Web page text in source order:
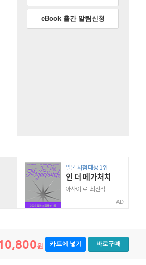
eBook 출간 알림신청
AD
원 카트에 넣기 바로구매